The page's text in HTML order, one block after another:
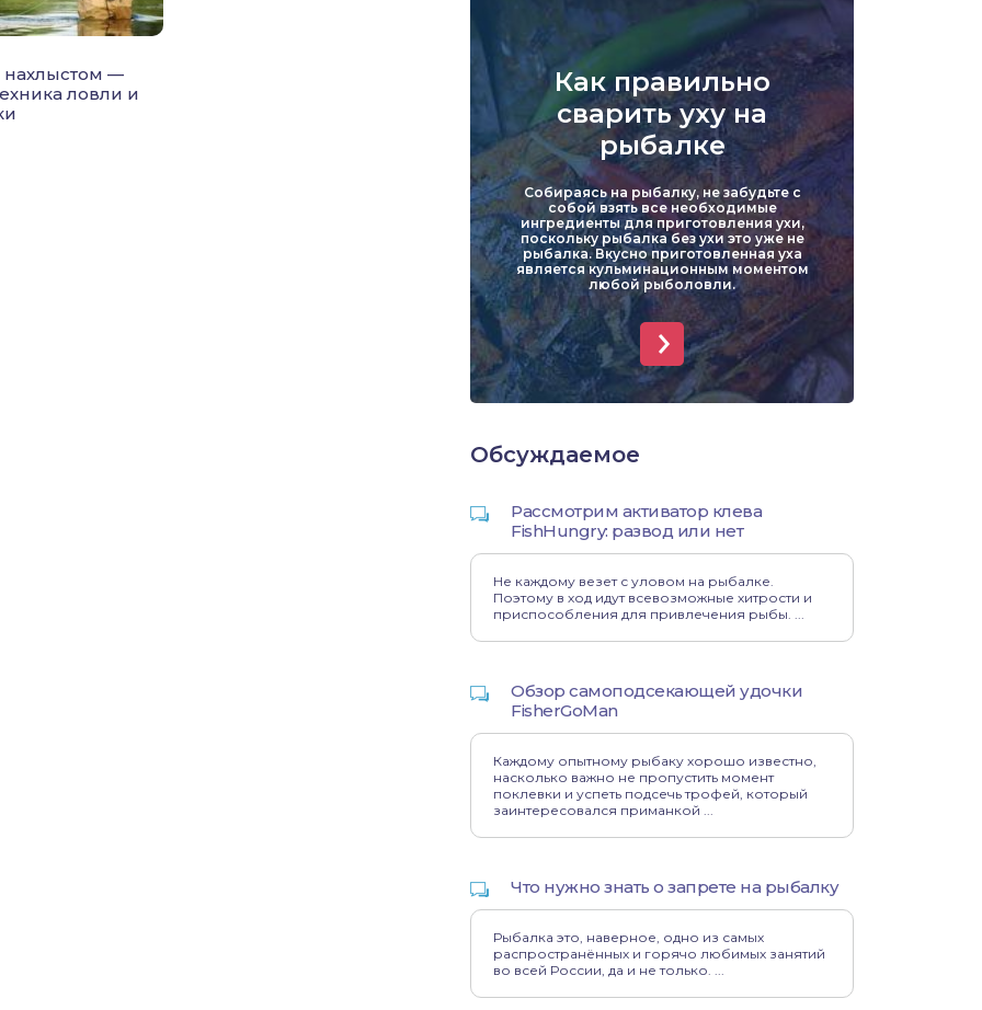
нахлыстом —
ловли и
Уклейка
Форель
Хариус
Чехонь
Как правильно
сварить уху на
рыбалке
Собираясь на рыбалку, не забудьте с
собой взять все необходимые
ингредиенты для приготовления ухи,
поскольку рыбалка без ухи это уже не
рыбалка. Вкусно приготовленная уха
является кульминационным моментом
любой рыболовли.
Обсуждаемое
Рассмотрим активатор клева
FishHungry: развод или нет
Не каждому везет с уловом на рыбалке.
Поэтому в ход идут всевозможные хитрости и
приспособления для привлечения рыбы. ...
Обзор самоподсекающей удочки
FisherGoMan
Каждому опытному рыбаку хорошо известно,
насколько важно не пропустить момент
поклевки и успеть подсечь трофей, который
заинтересовался приманкой ...
Что нужно знать о запрете на рыбалку
Рыбалка это, наверное, одно из самых
распространённых и горячо любимых занятий
во всей России, да и не только. ...